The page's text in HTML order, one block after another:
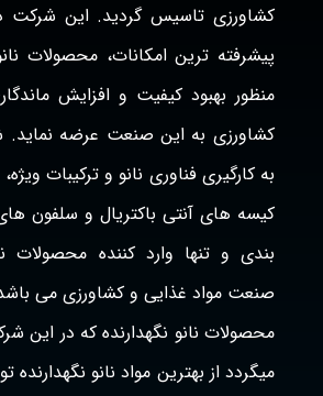
کشاورزی تاسیس گردید. این شرکت
پیشرفته ترین امکانات، محصولات
منظور بهبود کیفیت و افزایش
کشاورزی به این صنعت عرضه نماید.
به کارگیری فناوری نانو و ترکیبات
کیسه های آنتی باکتریال و سلفون
بندی و تنها وارد کننده محصولات
صنعت مواد غذایی و کشاورزی می
محصولات نانو نگهدارنده که در این
میگردد از بهترین مواد نانو